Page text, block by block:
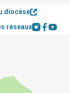
diocèse
réseaux